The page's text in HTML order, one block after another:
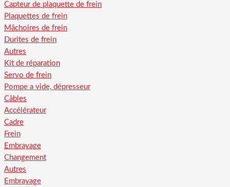
Capteur de plaquette de frein
Plaquettes de frein
Mâchoires de frein
Durites de frein
Autres
Kit de réparation
Servo de frein
Pompe a vide, dépresseur
Câbles
Accélérateur
Cadre
Frein
Embrayage
Changement
Autres
Embrayage